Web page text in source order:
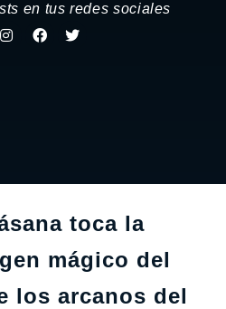
en tus redes sociales
toca la
mágico del
los arcanos del